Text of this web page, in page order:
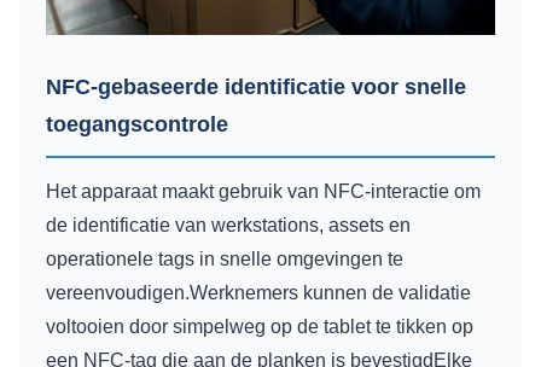
NFC-gebaseerde identificatie voor snelle
toegangscontrole
Het apparaat maakt gebruik van NFC-interactie om
de identificatie van werkstations, assets en
operationele tags in snelle omgevingen te
vereenvoudigen.Werknemers kunnen de validatie
voltooien door simpelweg op de tablet te tikken op
een NFC-tag die aan de planken is bevestigdElke